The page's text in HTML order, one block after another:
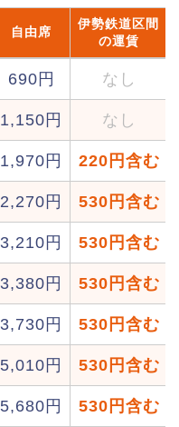
自由席
伊勢鉄道区間
の運賃
690円 なし
1,150円 なし
1,970円 220円含む
2,270円 530円含む
3,210円 530円含む
3,380円 530円含む
3,730円 530円含む
5,010円 530円含む
5,680円 530円含む